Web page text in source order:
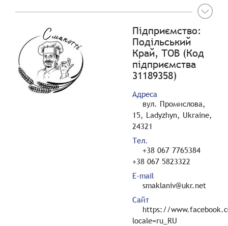
Підприємство:
Подільський
Край, ТОВ (Код
підприємства
31189358)
Адреса
вул. Промислова,
15, Ladyzhyn, Ukraine,
24321
Тел.
+38 067 7765384
+38 067 5823322
E-mail
smaklaniv@ukr.net
Сайт
https://
locale=ru_RU